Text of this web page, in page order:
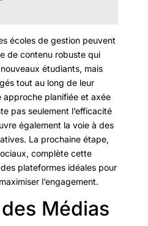
écoles de gestion peuvent
de contenu robuste qui
étudiants, mais
tout au long de leur
planifiée et axée
pas seulement l’efficacité
également la voie à des
La prochaine étape,
complète cette
plateformes idéales pour
l’engagement.
Médias